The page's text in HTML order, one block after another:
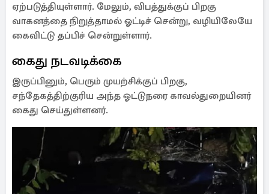
ஏற்படுத்தியுள்ளார். மேலும், விபத்துக்குப் பிறகு
வாகனத்தை நிறுத்தாமல் ஓட்டிச் சென்று, வழியிலேயே
கைவிட்டு தப்பிச் சென்றுள்ளார்.
கைது நடவடிக்கை
இருப்பினும், பெரும் முயற்சிக்குப் பிறகு,
சந்தேகத்திற்குரிய அந்த ஓட்டுநரை காவல்துறையினர்
கைது செய்துள்ளனர்.